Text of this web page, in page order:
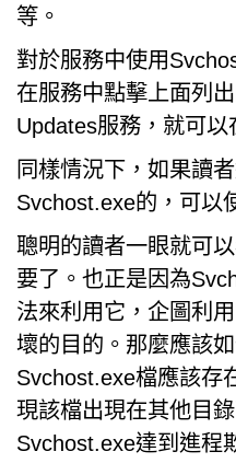
等。
對於服務中使用
在服務中點擊上面列
Updates服務，就可
同樣情況下，如果讀
Svchost.exe的，可以
聰明的讀者一眼就可
要了。也正是因為
法來利用它，企圖利
壞的目的。那麼應該
Svchost.exe檔應該存
現該檔出現在其他目
Svchost.exe達到進程